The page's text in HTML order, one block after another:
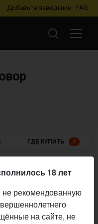
Добавьте заведение FAQ
ГДЕ КУПИТЬ 3
18 лет
рекомендованную
на сайте, не